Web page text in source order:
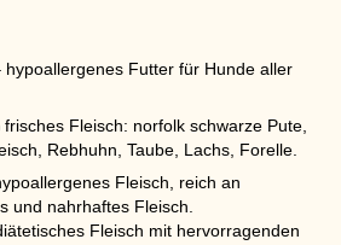
Futter für Hunde aller
Fleisch: norfolk schwarze Pute,
Rebhuhn, Taube, Lachs, Forelle.
Fleisch, reich an
und nahrhaftes Fleisch.
Fleisch mit hervorragenden